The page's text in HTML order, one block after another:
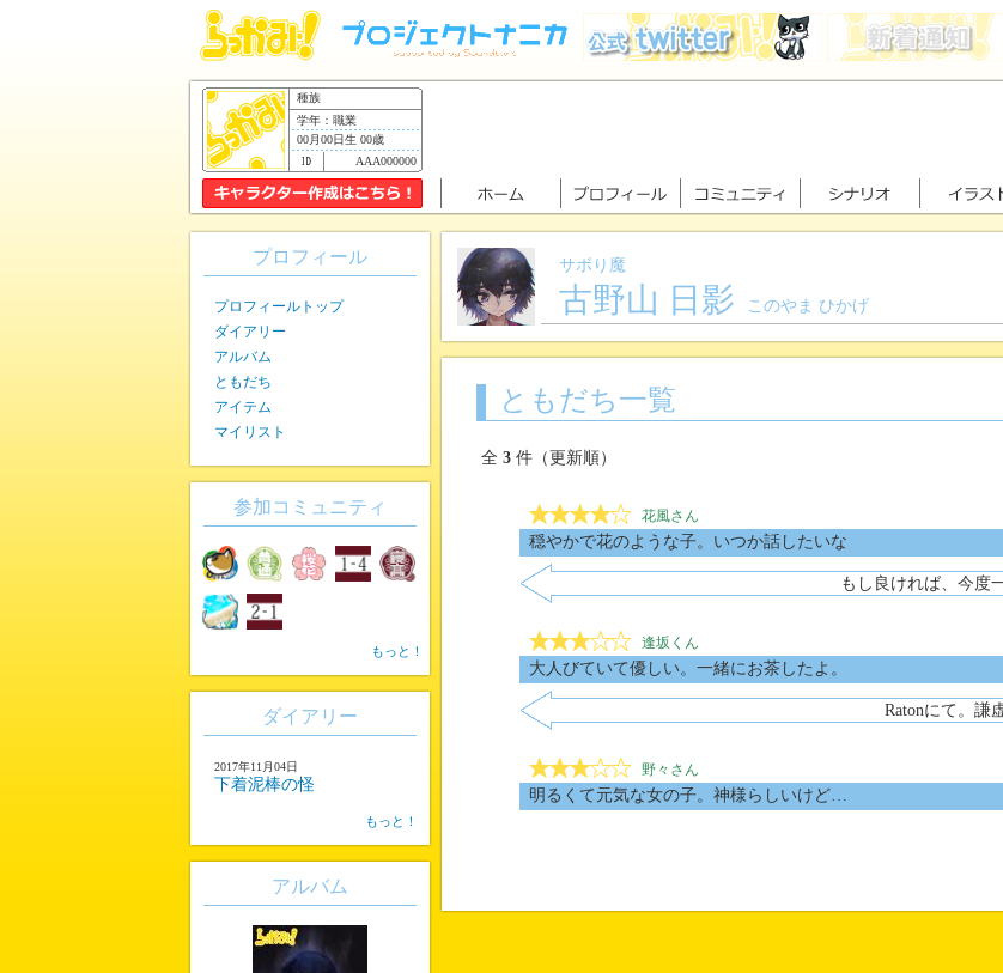
種族
学年：職業
00月00日生 00歳
AAA000000
サボり魔
古野山 日影 このやま ひかげ
ともだち一覧
全 3 件（更新順）
花風さん
穏やかで花のような子。いつか話したいな
もし良ければ、今度
逢坂くん
大人びていて優しい。一緒にお茶したよ。
Ratonにて。謙
野々さん
明るくて元気な女の子。神様らしいけど…
プロフィール
プロフィールトップ
ダイアリー
アルバム
ともだち
アイテム
マイリスト
参加コミュニティ
もっと！
ダイアリー
2017年11月04日
下着泥棒の怪
もっと！
アルバム